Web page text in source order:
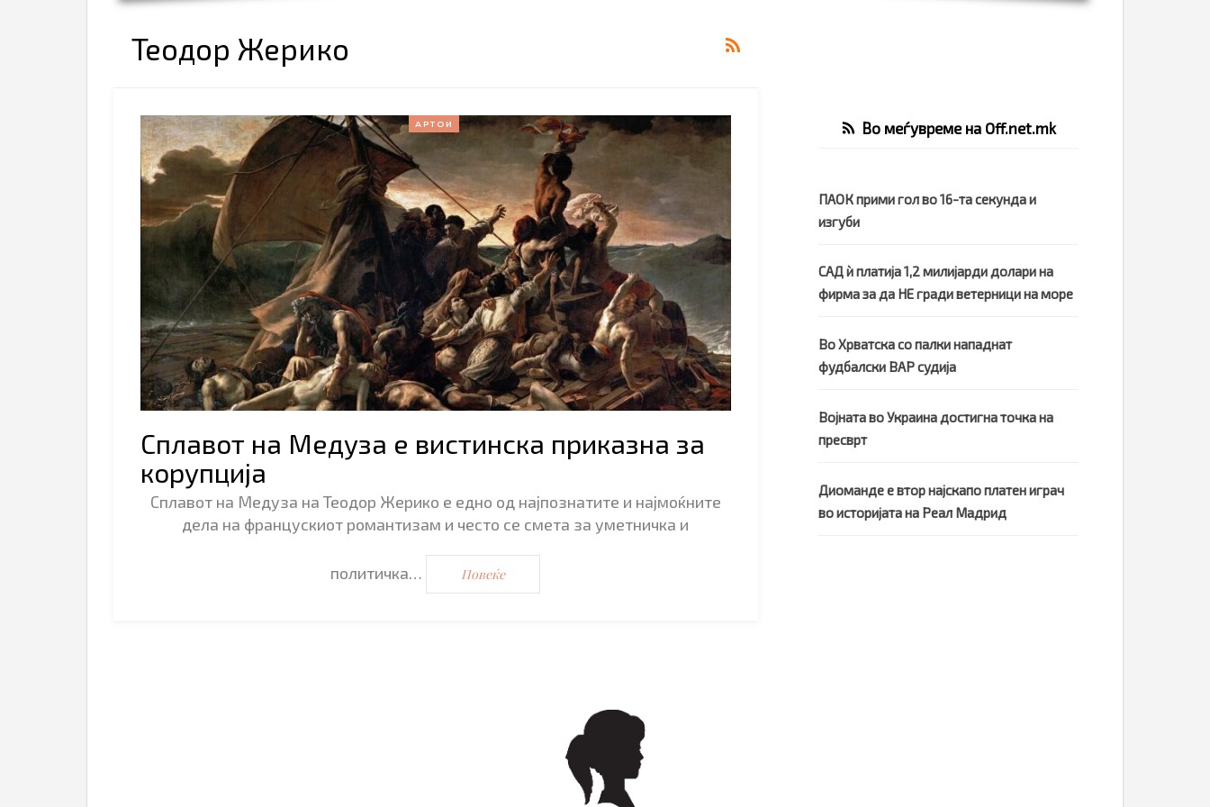
Теодор Жерико
АРТОИ
Сплавот на Медуза е вистинска приказна за
корупција
Сплавот на Медуза на Теодор Жерико е едно од најпознатите и најмоќните
дела на францускиот романтизам и често се смета за уметничка и
политичка… Повеќе
Во меѓувреме на Off.net.mk
ПАОК прими гол во 16-та секунда и
изгуби
САД ѝ платија 1,2 милијарди долари на
фирма за да НЕ гради ветерници на море
Во Хрватска со палки нападнат
фудбалски ВАР судија
Војната во Украина достигна точка на
пресврт
Диоманде е втор најскапо платен играч
во историјата на Реал Мадрид